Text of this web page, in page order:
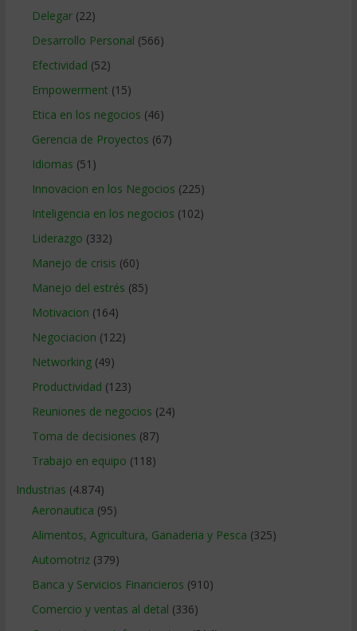
Delegar(22)
Desarrollo Personal (566)
Efectividad (52)
Empowerment (15)
Etica en los negocios (46)
Gerencia de Proyectos (67)
Idiomas (51)
Innovacion en los Negocios (225)
Inteligencia en los negocios (102)
Liderazgo (332)
Manejo de crisis (60)
Manejo del estrés (85)
Motivacion (164)
Negociacion (122)
Networking(49)
Productividad (123)
Reuniones de negocios (24)
Toma de decisiones (87)
Trabajo en equipo (118)
Industrias (4.874)
Aeronautica (95)
Alimentos, Agricultura, Ganaderia y Pesca (325)
Automotriz(379)
Banca y Servicios Financieros (910)
Comercio y ventas al detal (336)